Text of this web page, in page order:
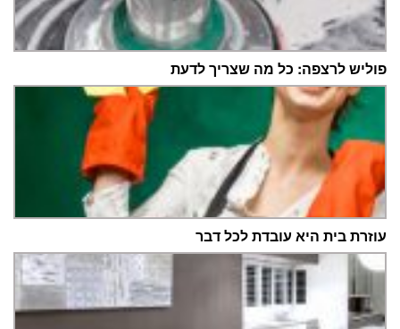
פוליש לרצפה: כל מה שצריך לדעת
עוזרת בית היא עובדת לכל דבר